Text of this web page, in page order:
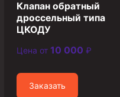
Фрезеры стартово-
Печати свинцовые
Калибраторы
Фрезеры пилотные
Клапан обратный
дроссельный типа
ЦКОДУ
Цена от 10 000 ₽
Заказать